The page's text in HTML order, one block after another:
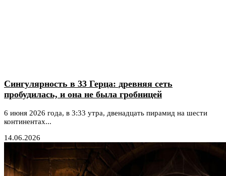
Сингулярность в 33 Герца: древняя сеть
пробудилась, и она не была гробницей
6 июня 2026 года, в 3:33 утра, двенадцать пирамид на шести
континентах...
14.06.2026